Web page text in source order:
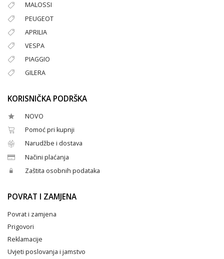
MALOSSI
PEUGEOT
APRILIA
VESPA
PIAGGIO
GILERA
KORISNIČKA PODRŠKA
NOVO
Pomoć pri kupnji
Narudžbe i dostava
Načini plaćanja
Zaštita osobnih podataka
POVRAT I ZAMJENA
Povrat i zamjena
Prigovori
Reklamacije
Uvjeti poslovanja i jamstvo